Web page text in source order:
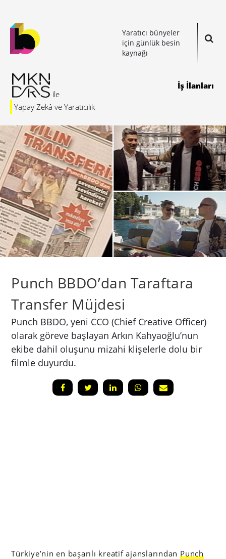
Yaratıcı bünyeler
için günlük besin
kaynağı
Yapay Zekâ ve Yaratıcılık
İş İlanları
Punch BBDO’dan Taraftara
Transfer Müjdesi
Punch BBDO, yeni CCO (Chief Creative Officer)
olarak göreve başlayan Arkın Kahyaoğlu’nun
ekibe dahil oluşunu mizahi klişelerle dolu bir
filmle duyurdu.
Türkiye’nin en başarılı kreatif ajanslarından Punch